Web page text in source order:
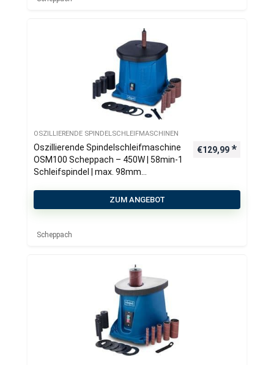
OSZILLIERENDE SPINDELSCHLEIFMASCHINEN
Oszillierende Spindelschleifmaschine
OSM100 Scheppach – 450W | 58min-1
Schleifspindel | max. 98mm
€129,99
ZUM ANGEBOT
Scheppach